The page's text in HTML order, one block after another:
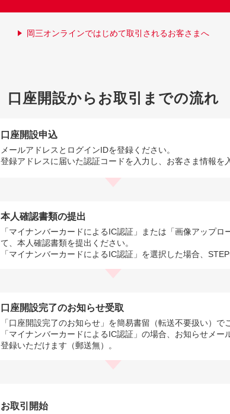
岡三オンラインではじめて取引されるお客さまへ
口座開設からお取引までの流れ
口座開設申込
メールアドレスとログインIDを登録ください。
登録アドレスに届いた認証コードを入力し、お客さま情報を
本人確認書類の提出
「マイナンバーカードによるIC認証」または「画像アップロ
て、本人確認書類を提出ください。
「マイナンバーカードによるIC認証」を選択した場合、
口座開設完了のお知らせ受取
「口座開設完了のお知らせ」を簡易書留（転送不要扱い）で
「マイナンバーカードによるIC認証」の場合、お知らせメ
登録いただけます（郵送無）。
お取引開始